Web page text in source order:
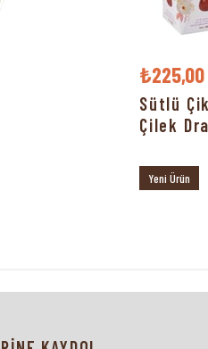
₺225,00
Sütlü
Çilek
Yeni Ürün